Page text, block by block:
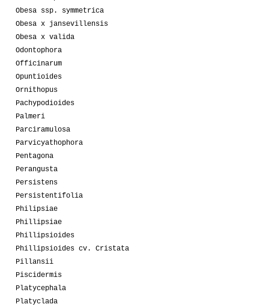
Obesa ssp. symmetrica
Obesa x jansevillensis
Obesa x valida
Odontophora
Officinarum
Opuntioides
Ornithopus
Pachypodioides
Palmeri
Parciramulosa
Parvicyathophora
Pentagona
Perangusta
Persistens
Persistentifolia
Philipsiae
Phillipsiae
Phillipsioides
Phillipsioides cv. Cristata
Pillansii
Piscidermis
Platycephala
Platyclada